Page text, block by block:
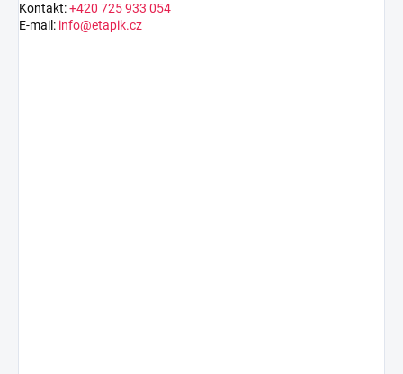
Kontakt:+420 725 933 054
E-mail: info@etapik.cz